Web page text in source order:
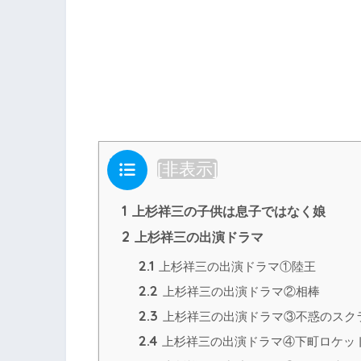
目次 [非表示]
1 上杉祥三の子供は息子ではなく娘
2 上杉祥三の出演ドラマ
2.1 上杉祥三の出演ドラマ①陸王
2.2 上杉祥三の出演ドラマ②相棒
2.3 上杉祥三の出演ドラマ③不惑のスク
2.4 上杉祥三の出演ドラマ④下町ロケッ